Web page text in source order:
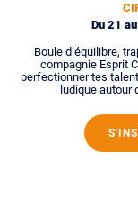
Du 21
Boule d’équilibre,
compagnie Esprit
perfectionner tes
ludique autour